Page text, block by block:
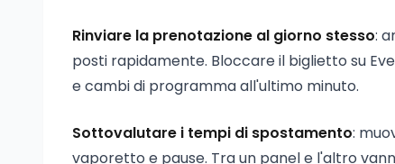
Rinviare la prenotazione al giorno stesso:
posti rapidamente. Bloccare il biglietto su
e cambi di programma all'ultimo minuto.
Sottovalutare i tempi di spostamento:
vaporetto e pause. Tra un panel e l'altro